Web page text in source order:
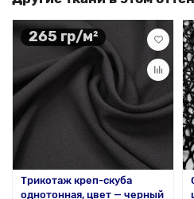
265 гр/м²
Трикотаж креп-скуба
однотонная, цвет — черный